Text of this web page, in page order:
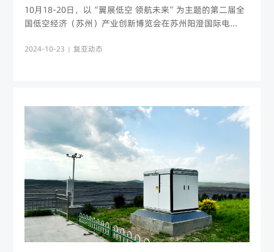
10月18-20日，以“翼展低空 领航未来”为主题的第二届全
国低空经济（苏州）产业创新博览会在苏州阳澄国际电...
2024-10-23 | 复亚动态